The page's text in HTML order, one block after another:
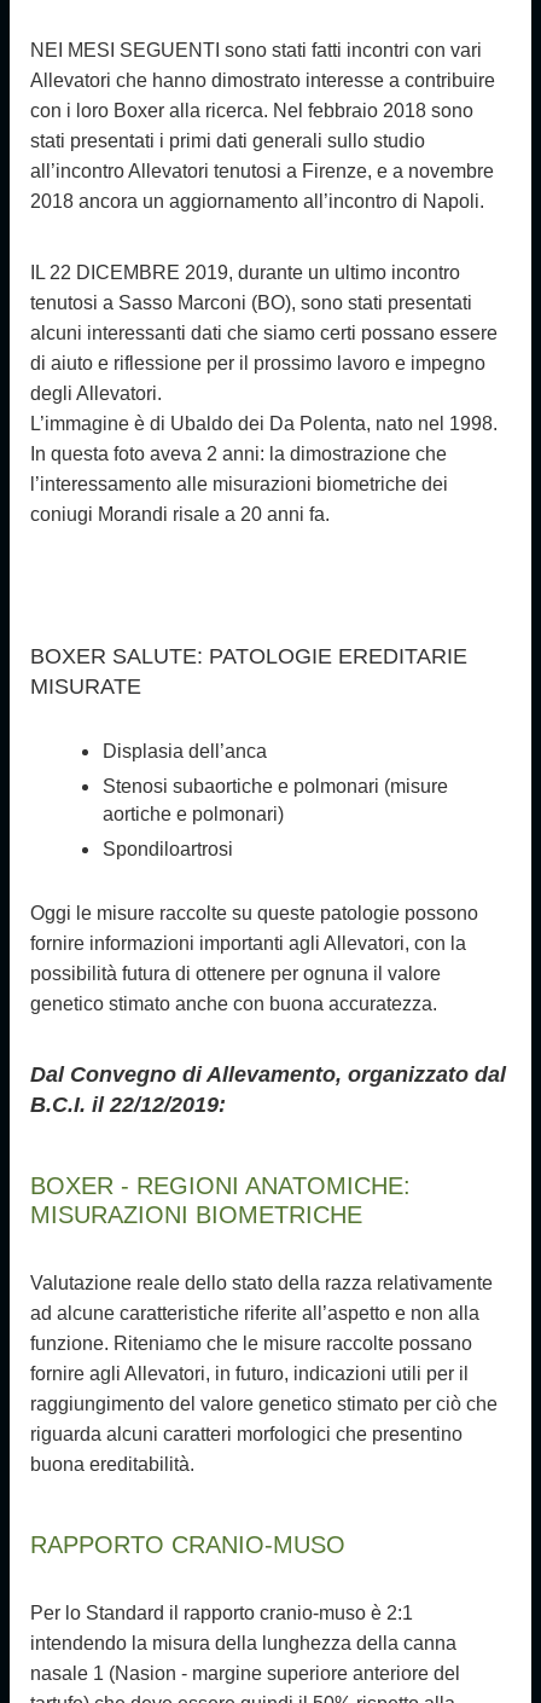
NEI MESI SEGUENTI sono stati fatti incontri con vari
Allevatori che hanno dimostrato interesse a contribuire
con i loro Boxer alla ricerca. Nel febbraio 2018 sono
stati presentati i primi dati generali sullo studio
all’incontro Allevatori tenutosi a Firenze, e a novembre
2018 ancora un aggiornamento all’incontro di Napoli.
L 22 DICEMBRE 2019, durante un ultimo incontro
tenutosi a Sasso Marconi (BO), sono stati presentati
alcuni interessanti dati che siamo certi possano essere
di aiuto e riflessione per il prossimo lavoro e impegno
degli Allevatori.
L’immagine è di Ubaldo dei Da Polenta, nato nel 1998.
In questa foto aveva 2 anni: la dimostrazione che
l’interessamento alle misurazioni biometriche dei
coniugi Morandi risale a 20 anni fa.
BOXER SALUTE: PATOLOGIE EREDITARIE
MISURATE
Displasia dell’anca
Stenosi subaortiche e polmonari (misure
aortiche e polmonari)
Spondiloartrosi
Oggi le misure raccolte su queste patologie possono
fornire informazioni importanti agli Allevatori, con la
possibilità futura di ottenere per ognuna il valore
genetico stimato anche con buona accuratezza.
Dal Convegno di Allevamento, organizzato dal
B.C.I. il 22/12/2019:
BOXER - REGIONI ANATOMICHE:
MISURAZIONI BIOMETRICHE
Valutazione reale dello stato della razza relativamente
ad alcune caratteristiche riferite all’aspetto e non alla
funzione. Riteniamo che le misure raccolte possano
fornire agli Allevatori, in futuro, indicazioni utili per il
raggiungimento del valore genetico stimato per ciò che
riguarda alcuni caratteri morfologici che presentino
buona ereditabilità.
RAPPORTO CRANIO-MUSO
Per lo Standard il rapporto cranio-muso è 2:1
intendendo la misura della lunghezza della canna
nasale 1 (Nasion - margine superiore anteriore del